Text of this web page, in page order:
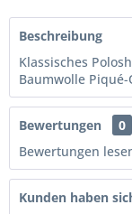
Beschreibung
Klassisches
Baumwolle
Bewertungen
0
Bewertungen
Kunden haben